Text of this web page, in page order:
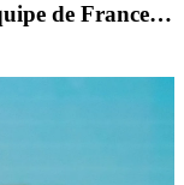
de France…